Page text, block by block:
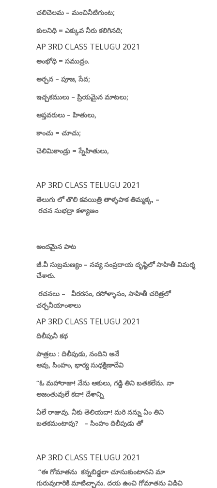
చలిచెలమ – మంచినీటిగుంట;
కులనిధి = ఎక్కువ నీరు కలిగినది;
AP 3RD CLASS TELUGU 2021
అంభోధి = సముద్రం.
అర్చన – పూజ,సేవ;
ఇచ్చకములు – ప్రియమైన మాటలు;
ఆప్తవరులు – హితులు,
కాంచు = చూచు;
చెలిమికాండ్రు = స్నేహితులు,
AP 3RD CLASS TELUGU 2021
తెలుగు లో తొలి కవయిత్రి తాళ్ళపాక తిమ్మక్క, –
రచన సుభద్రా కళ్యాణం
అందమైన పాట
జీ.వీ సుబ్రమణ్యం– నవ్య సంప్రదాయ దృష్ఠిలో సాహితీ విమర్శ
చేశారు.
రచనలు –
వీరరసం, రసోళ్ళాసం, సాహితీ చరిత్రలో
చర్చనీయాంశాలు
AP 3RD CLASS TELUGU 2021
దిలీపునీ కథ
పాత్రలు: దిలీపుడు, నందిని అనే
ఆవు, సింహం, భార్య సుధక్షిణాదేవి
“ఓ మహారాజా! నేను ఆకులు, గడ్డి తిని బతకలేను. నా
అజంతువులే కదా! దేశాన్ని
ఏలే రాజువు. నీకు తెలియదా! మరి నన్ను ఏం తిని
బతకమంటావు? – సింహం దిలీపుడు తో
AP 3RD CLASS TELUGU 2021
“ఈ గోమాతను కన్నబిడ్డలా చూసుకుంటానని మా
గురువుగారికి మాటిచ్చాను. దయ ఉంచి గోమాతను విడిచి